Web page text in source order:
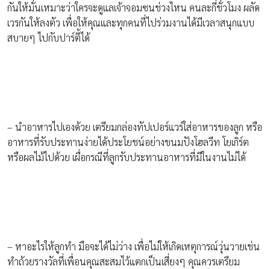
กันให้มั่นเหมาะว่าใครจะดูแลเจ้าจอมซนช่วงไหน คนละกี่ชั่วโมง ผลัด
เวรกันให้ลงตัว เพื่อให้คุณและทุกคนที่ไปร่วมงานได้มีเวลาสนุกแบบ
สบายๆ ไปกับปาร์ตี้ได้
– นำอาหารไปเองด้วย เตรียมกล่องทัปเปอร์แวร์ใส่อาหารของลูก หรือ
อาหารที่รับประทานง่ายได้ประโยชน์อย่างขนมปังโฮลวีท โยเกิร์ต
หรือผลไม้ไปด้วย เผื่อกรณีที่ลูกรับประทานอาหารที่มีในงานไม่ได้
– หาอะไรให้ลูกทำ มือจะได้ไม่ว่าง เพื่อไม่ให้เกิดเหตุการณ์วุ่นวายเช่น
ทำถ้วยรางวัลที่เพื่อนคุณสะสมไว้แตกเป็นเสี่ยงๆ คุณควรเตรียม